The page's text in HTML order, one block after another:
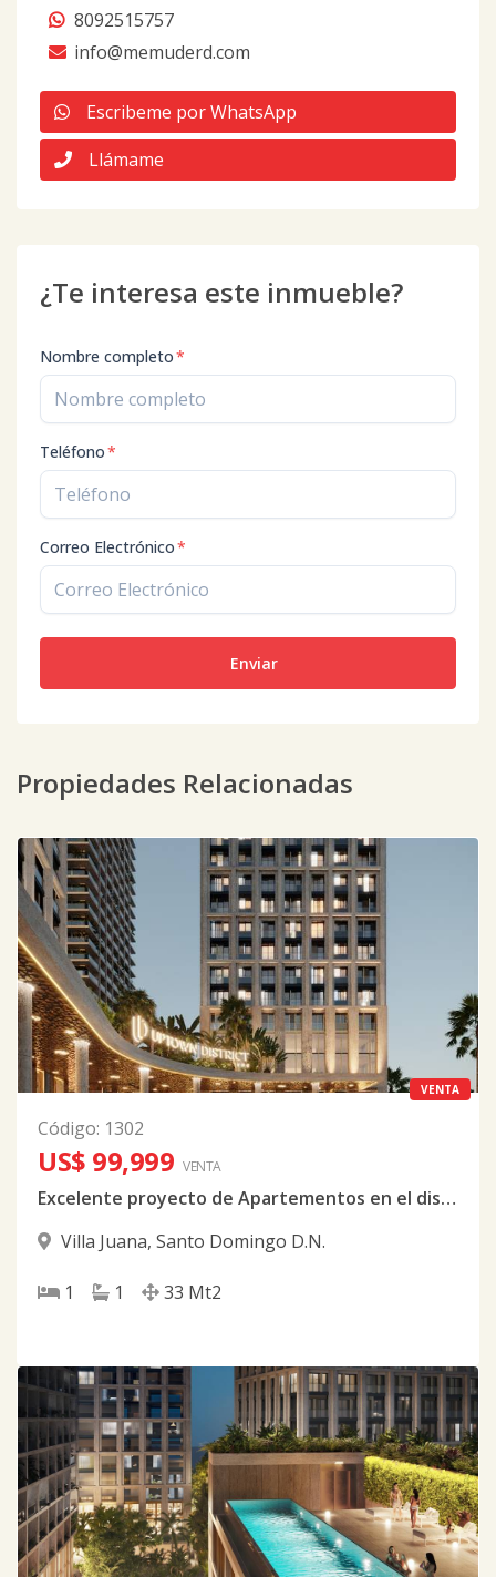
8092515757
info@memuderd.com
Escribeme por WhatsApp
Llámame
¿Te interesa este inmueble?
Nombre completo*
Teléfono*
Correo Electrónico*
Enviar
Propiedades Relacionadas
VENTA
Código: 1302
US$ 99,999 VENTA
Excelente proyecto de Apartementos en el distrito nacional
Villa Juana, Santo Domingo D.N.
1 1 33 Mt2